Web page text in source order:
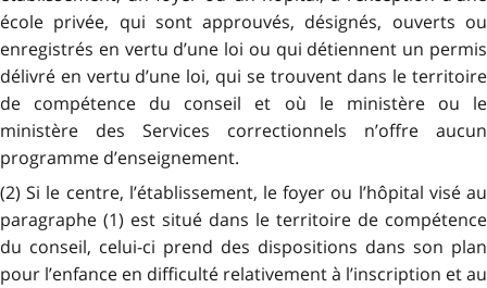
école privée, qui sont approuvés, désignés, ouverts ou
enregistrés en vertu d’une loi ou qui détiennent un permis
délivré en vertu d’une loi, qui se trouvent dans le territoire
de compétence du conseil et où le ministère ou le
ministère des Services correctionnels n’offre aucun
programme d’enseignement.
(2) Si le centre, l’établissement, le foyer ou l’hôpital visé au
paragraphe (1) est situé dans le territoire de compétence
du conseil, celui-ci prend des dispositions dans son plan
pour l’enfance en difficulté relativement à l’inscription et au